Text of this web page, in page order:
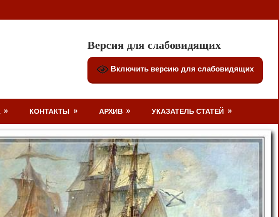
Версия для слабовидящих
Включить версию для слабовидящих
КОНТАКТЫ АРХИВ УКАЗАТЕЛЬ СТАТЕЙ